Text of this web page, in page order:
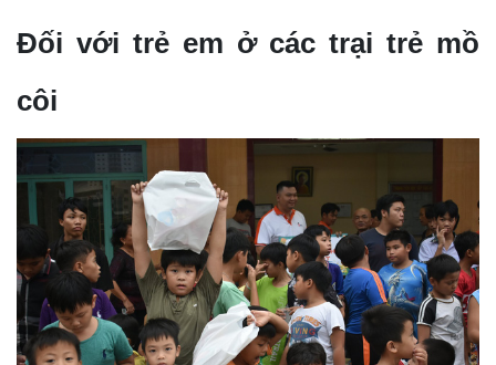
Đối với trẻ em ở các trại trẻ mồ
côi